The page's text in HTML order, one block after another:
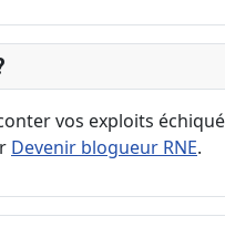
vos exploits
Devenir blogueur RNE.